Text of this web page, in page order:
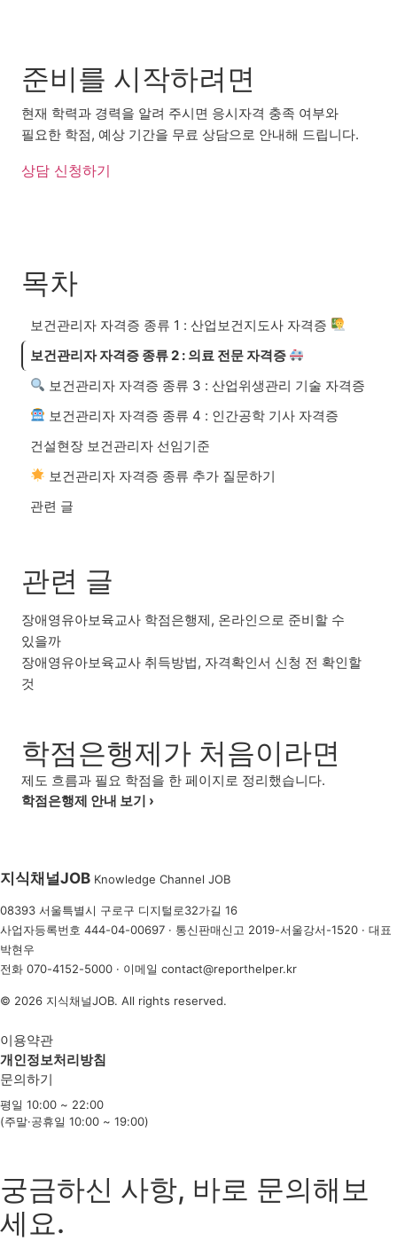
준비를 시작하려면
현재 학력과 경력을 알려 주시면 응시자격 충족 여부와
필요한 학점, 예상 기간을 무료 상담으로 안내해 드립니다.
상담 신청하기
목차
보건관리자 자격증 종류 1 : 산업보건지도사 자격증
보건관리자 자격증 종류 2 : 의료 전문 자격증
보건관리자 자격증 종류 3 : 산업위생관리 기술 자격증
보건관리자 자격증 종류 4 : 인간공학 기사 자격증
건설현장 보건관리자 선임기준
보건관리자 자격증 종류 추가 질문하기
관련 글
관련 글
장애영유아보육교사 학점은행제, 온라인으로 준비할 수
있을까
장애영유아보육교사 취득방법, 자격확인서 신청 전 확인할
것
학점은행제가 처음이라면
제도 흐름과 필요 학점을 한 페이지로 정리했습니다.
학점은행제 안내 보기 ›
지식채널JOB Knowledge Channel JOB
08393 서울특별시 구로구 디지털로32가길 16
사업자등록번호 444-04-00697 · 통신판매신고 2019-서울강서-1520 · 대표
박현우
전화 070-4152-5000 · 이메일 contact@reporthelper.kr
© 2026 지식채널JOB. All rights reserved.
이용약관
개인정보처리방침
문의하기
평일 10:00 ~ 22:00
(주말·공휴일 10:00 ~ 19:00)
궁금하신 사항, 바로 문의해보
세요.